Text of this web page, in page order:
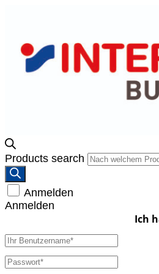
Products search
Anmelden
Anmelden